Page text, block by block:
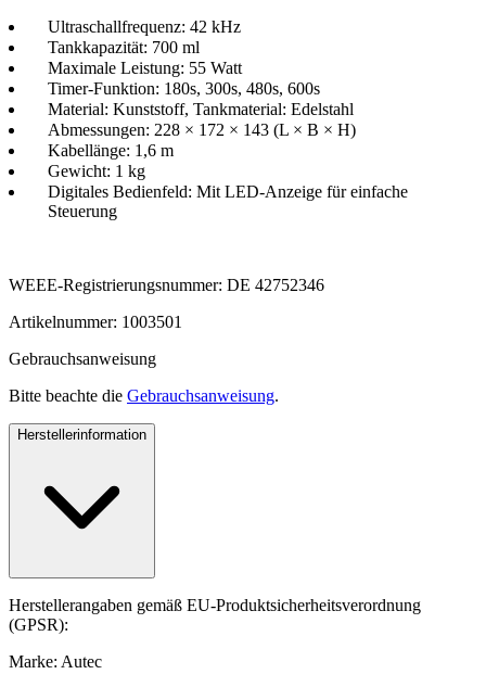
Ultraschallfrequenz: 42 kHz
Tankkapazität: 700 ml
Maximale Leistung: 55 Watt
Timer-Funktion: 180s, 300s, 480s, 600s
Material: Kunststoff, Tankmaterial: Edelstahl
Abmessungen: 228 × 172 × 143 (L × B × H)
Kabellänge: 1,6 m
Gewicht: 1 kg
Digitales Bedienfeld: Mit LED-Anzeige für einfache
Steuerung
WEEE-Registrierungsnummer: DE 42752346
Artikelnummer: 1003501
Gebrauchsanweisung
Bitte beachte die Gebrauchsanweisung.
Herstellerinformation
Herstellerangaben gemäß EU-Produktsicherheitsverordnung
(GPSR):
Marke: Autec